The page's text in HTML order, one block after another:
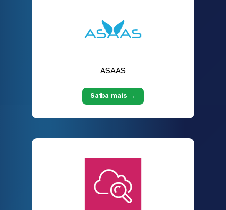
ASAAS
Saiba mais →